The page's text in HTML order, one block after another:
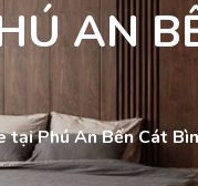
AN
tại Phú An Bến Cát